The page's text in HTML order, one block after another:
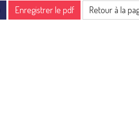
Enregistrer le pdf Retour à la